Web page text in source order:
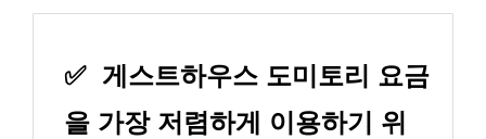
✅ 게스트하우스 도미토리 요금
을 가장 저렴하게 이용하기 위